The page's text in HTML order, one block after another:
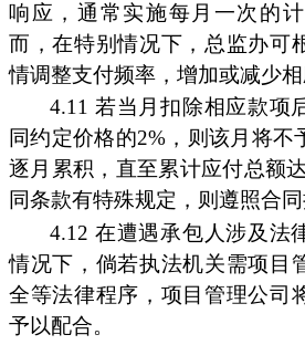
响应，通常实施每月一次的
而，在特别情况下，总监办可
情调整支付频率，增加或减少相
4.11 若当月扣除相应款项
同约定价格的2%，则该月将不
逐月累积，直至累计应付总额
同条款有特殊规定，则遵照合同
4.12 在遭遇承包人涉及法
情况下，倘若执法机关需项目
全等法律程序，项目管理公司
予以配合。